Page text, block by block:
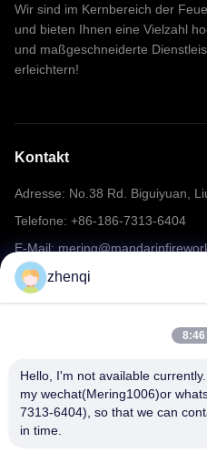
Wir sind im Kernbereich der
und bieten Ihnen eine Vielzahl
und maßgeschneiderte
erleichtern!
Kontakt
Adresse: No.38 Rd. Biguiyuan,
Telefone: +86-186-7313-6404
E-Mail:
Schnelle Links
zhenqi
8:46
Hello, I'm not available
my wechat(Mering1006)or
7313-6404), so that we can
in time.